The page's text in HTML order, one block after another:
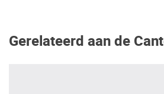
Gerelateerd aan de